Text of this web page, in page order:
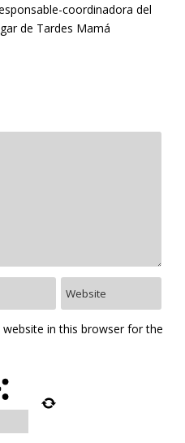
coordinadora del
de Tardes Mamá
in this browser for the